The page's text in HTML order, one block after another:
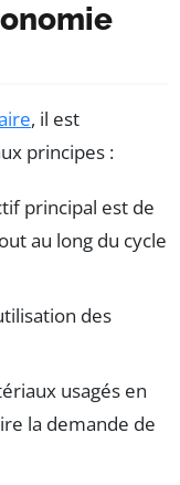
, il est
principes :
principal est de
au long du cycle
des
usagés en
la demande de